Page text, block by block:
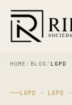
HOME / BLOG / LGPD
LGPD · LGPD